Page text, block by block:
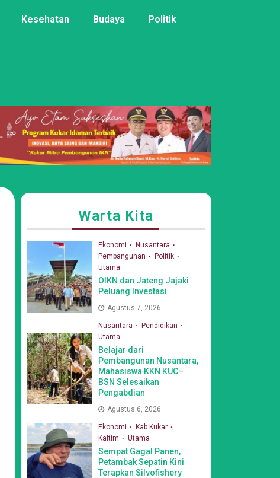
Kesehatan Budaya Politik
Warta Kita
Ekonomi
Nusantara
Pembangunan
Politik
Utama
OIKN dan Jateng Jajaki
Peluang Investasi
Agustus 7, 2026
Nusantara
Pendidikan
Utama
Belajar dari
Pembangunan Nusantara,
Mahasiswa KKN KUC–
BSN Selesaikan
Pengabdian
Agustus 6, 2026
Ekonomi
Kab Kukar
Kaltim
Utama
Sempat Gagal Panen,
Petambak Sepatin Kini
Terapkan Silvofishery